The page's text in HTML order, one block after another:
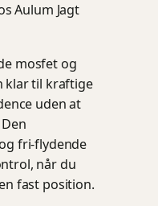
Aulum Jagt
mosfet og
klar til kraftige
uden at
fri-flydende
når du
fast position.